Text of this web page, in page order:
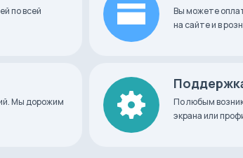
по всей
Вы можете
на сайте и в
Мы дорожим
По любым
экрана или